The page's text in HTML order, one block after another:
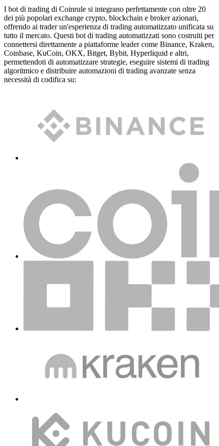
I bot di trading di Coinrule si integrano perfettamente con oltre 20
dei più popolari exchange crypto, blockchain e broker azionari,
offrendo ai trader un'esperienza di trading automatizzato unificata su
tutto il mercato. Questi bot di trading automatizzati sono costruiti per
connettersi direttamente a piattaforme leader come Binance, Kraken,
Coinbase, KuCoin, OKX, Bitget, Bybit, Hyperliquid e altri,
permettendoti di automatizzare strategie, eseguire sistemi di trading
algoritmico e distribuire automazioni di trading avanzate senza
necessità di codifica su: